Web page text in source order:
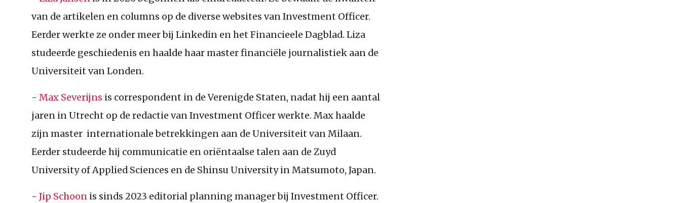
van de artikelen en columns op de diverse websites van Investment Officer.
Eerder werkte ze onder meer bij Linkedin en het Financieele Dagblad. Liza
studeerde geschiedenis en haalde haar master financiële journalistiek aan de
Universiteit van Londen.
- Max Severijns is correspondent in de Verenigde Staten, nadat hij een aantal
jaren in Utrecht op de redactie van Investment Officer werkte. Max haalde
zijn master internationale betrekkingen aan de Universiteit van Milaan.
Eerder studeerde hij communicatie en oriëntaalse talen aan de Zuyd
University of Applied Sciences en de Shinsu University in Matsumoto, Japan.
- Jip Schoon is sinds 2023 editorial planning manager bij Investment Officer.